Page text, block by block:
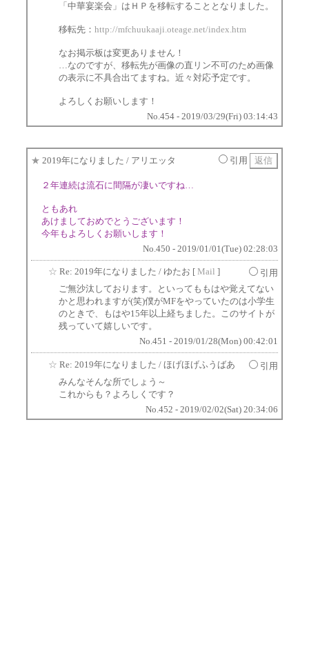
「中華宴楽会」はＨＰを移転することとなりました。
移転先： http://mfchuukaaji.oteage.net/index.htm
なお掲示板は変更ありません！
…なのですが、移転先が画像の直リン不可のため画像
の表示に不具合出てますね。近々対応予定です。
よろしくお願いします！
No.454 - 2019/03/29(Fri) 03:14:43
★ 2019年になりました / アリエッタ 引用
２年連続は流石に間隔が凄いですね…
ともあれ
あけましておめでとうございます！
今年もよろしくお願いします！
No.450 - 2019/01/01(Tue) 02:28:03
☆ Re: 2019年になりました / ゆたお [ Mail ]
引用
ご無沙汰しております。といってももはや覚えてない
かと思われますが(笑)僕がMFをやっていたのは小学生
のときで、もはや15年以上経ちました。このサイトが
残っていて嬉しいです。
No.451 - 2019/01/28(Mon) 00:42:01
☆ Re: 2019年になりました / ほげほげふうばあ
引用
みんなそんな所でしょう～
これからも？よろしくです？
No.452 - 2019/02/02(Sat) 20:34:06